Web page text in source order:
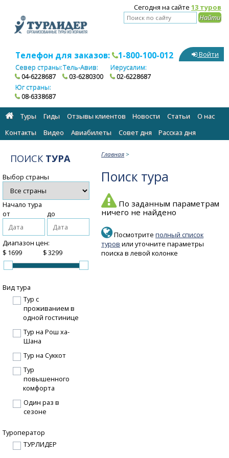
Сегодня на сайте 13 туров
Телефон для заказов: 1-800-100-012
Север страны:
04-6228687
Тель-Авив:
03-6280300
Иерусалим:
02-6228687
Юг страны:
08-6338687
Войти
Туры Гиды Отзывы клиентов Новости Статьи
О нас
Контакты
Видео Авиабилеты Cовет дня Рассказ дня
Главная >
Поиск тура
По заданным параметрам
ничего не найдено
Посмотритеполный список
туров или уточните параметры
поиска в левой колонке
ПОИСК ТУРА
Выбор страны
Начало тура
от
до
Диапазон цен:
$
$
Вид тура
Тур с
проживанием в
одной гостинице
Тур на Рош ха-
Шана
Тур на Суккот
Тур
повышенного
комфорта
Один раз в
сезоне
Туроператор
ТУРЛИДЕР